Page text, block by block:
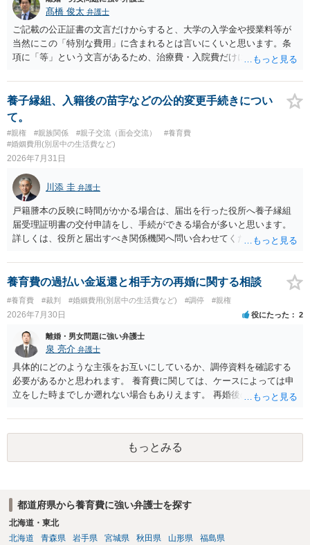
髙橋 俊太 弁護士
ご記載の公正証書の文言だけからすると、大学の入学金や授業料等が
当然にこの「特別な費用」に含まれるとは言いにくいと思います。条
項に「等」という文言があるため、治療費・入院費だけに限定される
れていますので、通常は、病気や事故によって臨時に必要となった医
療費その他これに類する特別支出を念頭に置いた条項と読むのが自然
です。したがって、大学の入学金、授業料、受験費用などの教育費に
ついてまで、「この条項があるから当然に半額を請求できる」とまで
は言いにくいと思われます。なお、通常、大学進学費用をどこまで負
担すべきかについては、離婚時の合意内容のほか、子どもの年齢、大
や費用などを踏まえて個別に検討することになります。公正証書の他
の条項において、養育費の終期についてどのように定められている
か、大学進学に関する定めの有無、「教育費」「進学費用」に関する
定めの有無等について確認する必要があると考えられます。
養子縁組、入籍後の苗字などの公的変更手続きについ
て。
#親権 #親族関係 #親子交流（面会交流）
#養育費
#婚姻費用(別居中の生活費など)
2026年7月31日
川添 圭 弁護士
戸籍謄本の反映に時間がかかる場合は、届出を行った役所へ養子縁組
届受理証明書の交付申請をし、手続ができる場合が多いと思います。
詳しくは、役所と届出すべき関係機関へ問い合わせてください。
養育費の過払い金返還と相手方の再婚に関する相談
#養育費 #裁判 #婚姻費用(別居中の生活費など) #調停 #親権
2026年7月30日 役にたった 2
離婚・男女問題に強い弁護士
泉 亮介 弁護士
具体的にどのような主張をお互いにしているか、調停資料を確認する
必要があるかと思われます。 養育費に関しては、ケースによっては申
立をした時までしか遡れない場合もありえます。 再婚後の相手方の行
養育費に関するやりとり等があればそちらについても確認する必要が
あるでしょう。 公開相談の場での回答よりも個別に弁護士にご相談さ
れることをお勧めいたします。もっとみる
都道府県から養育費に強い弁護士を探す
北海道・東北
北海道
青森県 岩手県 宮城県 秋田県 山形県 福島県